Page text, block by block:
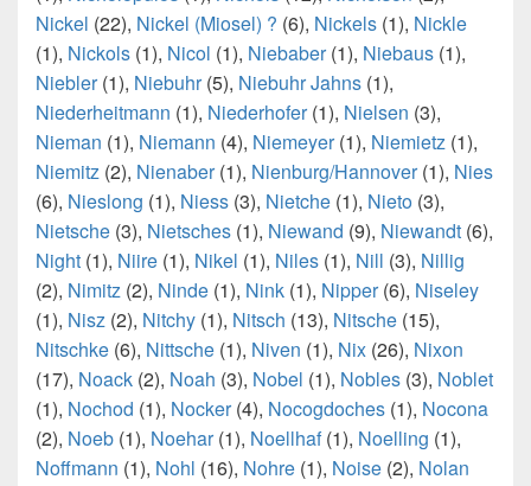
Nickel (22), Nickel (Miosel) ? (6), Nickels (1), Nickle
(1), Nickols (1), Nicol (1), Niebaber(1), Niebaus (1),
Niebler(1), Niebuhr(5), Niebuhr Jahns (1),
Niederheitmann (1), Niederhofer(1), Nielsen (3),
Nieman (1), Niemann (4), Niemeyer(1), Niemietz (1),
Niemitz (2), Nienaber(1), Nienburg/Hannover(1), Nies
(6), Nieslong (1), Niess (3), Nietche (1), Nieto (3),
Nietsche (3), Nietsches (1), Niewand (9), Niewandt (6),
Night (1), Niire (1), Nikel (1), Niles (1), Nill (3), Nillig
(2), Nimitz (2), Ninde (1), Nink (1), Nipper(6), Niseley
(1), Nisz (2), Nitchy (1), Nitsch (13), Nitsche (15),
Nitschke (6), Nittsche (1), Niven (1), Nix (26), Nixon
(17), Noack (2), Noah (3), Nobel (1), Nobles (3), Noblet
(1), Nochod (1), Nocker(4), Nocogdoches (1), Nocona
(2), Noeb (1), Noehar(1), Noellhaf(1), Noelling (1),
Noffmann (1), Nohl (16), Nohre (1), Noise (2), Nolan